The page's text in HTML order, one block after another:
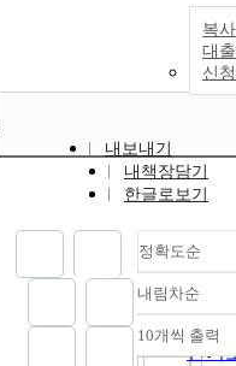
복
대출
신청
내보내기
내책장담기
한글로보기
정확도순
정확
순
인기
내림차순
내림
10개씩 출력